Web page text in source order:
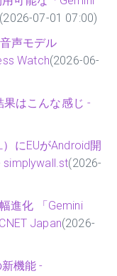
(2026-07-01 07:00)
声モデル
Watch(2026-06-
果はこんな感じ -
にEUがAndroid開
simplywall.st(2026-
進化 「Gemini
Japan(2026-
機能 -